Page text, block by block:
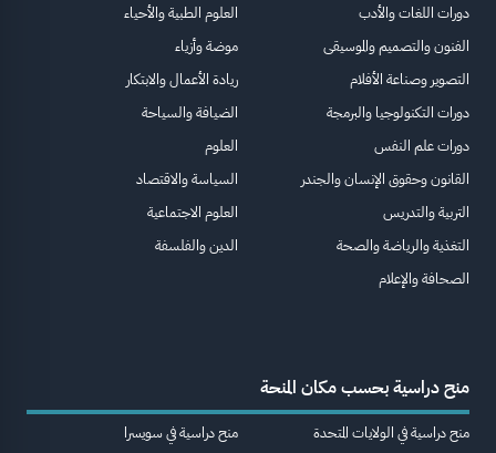
دورات اللغات والأدب
الفنون والتصميم والموسيقى
التصوير وصناعة الأفلام
دورات التكنولوجيا والبرمجة
دورات علم النفس
القانون وحقوق الإنسان والجندر
التربية والتدريس
التغذية والرياضة والصحة
الصحافة والإعلام
العلوم الطبية والأحياء
موضة وأزياء
ريادة الأعمال والابتكار
الضيافة والسياحة
العلوم
السياسة والاقتصاد
العلوم الاجتماعية
الدين والفلسفة
منح دراسية بحسب مكان المنحة
منح دراسية في الولايات المتحدة
منح دراسية في سويسرا